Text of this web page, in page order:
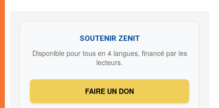
SOUTENIR ZENIT
Disponible pour tous en 4 langues, financé par les
lecteurs.
FAIRE UN DON